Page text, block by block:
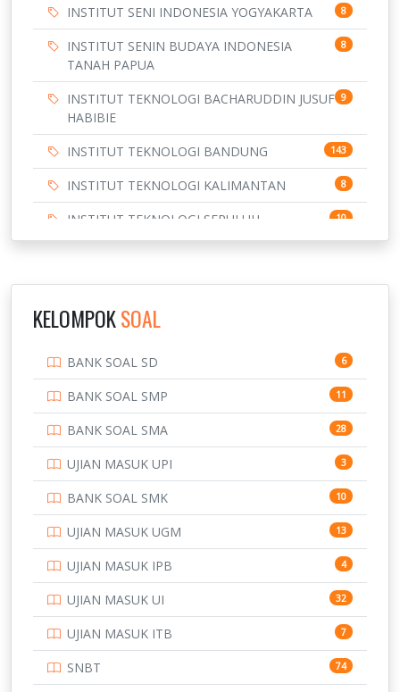
INSTITUT SENI INDONESIA YOGYAKARTA 8
INSTITUT SENIN BUDAYA INDONESIA
TANAH PAPUA
8
INSTITUT TEKNOLOGI BACHARUDDIN JUSUF
HABIBIE
9
INSTITUT TEKNOLOGI BANDUNG 143
INSTITUT TEKNOLOGI KALIMANTAN 8
INSTITUT TEKNOLOGI SEPULUH
NOVEMBER
10
3
169
7
PTDI STTD 4
133
SMA 146
SMK 231
SMP 134
STIP 2
153
KELOMPOKSOAL
BANK SOAL SD 6
BANK SOAL SMP 11
BANK SOAL SMA 28
UJIAN MASUK UPI 3
BANK SOAL SMK 10
UJIAN MASUK UGM 13
UJIAN MASUK IPB 4
UJIAN MASUK UI 32
UJIAN MASUK ITB 7
SNBT 74